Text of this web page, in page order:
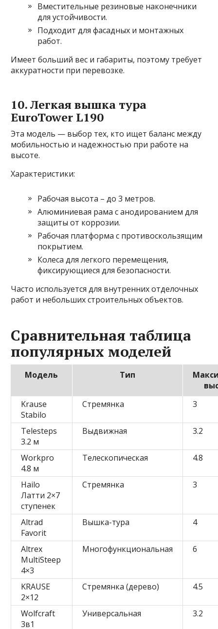
Вместительные резиновые наконечники
для устойчивости.
Подходит для фасадных и монтажных
работ.
Имеет больший вес и габариты, поэтому требует
аккуратности при перевозке.
10. Легкая вышка тура
EuroTower L190
Эта модель — выбор тех, кто ищет баланс между
мобильностью и надежностью при работе на
высоте.
Характеристики:
Рабочая высота – до 3 метров.
Алюминиевая рама с анодированием для
защиты от коррозии.
Рабочая платформа с противоскользящим
покрытием.
Колеса для легкого перемещения,
фиксирующиеся для безопасности.
Часто используется для внутренних отделочных
работ и небольших строительных объектов.
Сравнительная таблица
популярных моделей
Модель Тип
Krause
Stabilo
Стремянка 3
Telesteps
3.2 м
Выдвижная 3.2
Workpro
4.8 м
Телескопическая 4.8
Hailo
Латти 2×7
ступенек
Стремянка 3
Altrad
Favorit
Вышка-тура 4
Altrex
MultiSteep
4×3
Многофункциональная 6
KRAUSE
2×12
Стремянка (дерево) 4.5
Wolfcraft
3в1
Универсальная 3.2